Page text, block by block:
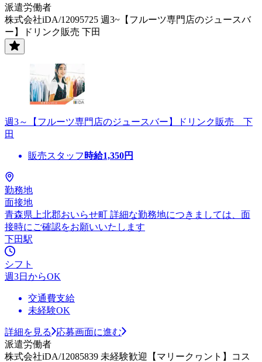
派遣労働者
株式会社iDA/12095725 週3~【フルーツ専門店のジュースバ
ー】ドリンク販売 下田
週3～【フルーツ専門店のジュースバー】ドリンク販売 下
田
販売スタッフ 時給1,350円
勤務地
面接地
青森県上北郡おいらせ町 詳細な勤務地につきましては、面
接時にご確認をお願いいたします
下田駅
シフト
週3日からOK
交通費支給
未経験OK
詳細を見る
応募画面に進む
派遣労働者
株式会社iDA/12085839 未経験歓迎【マリークヮント】コス